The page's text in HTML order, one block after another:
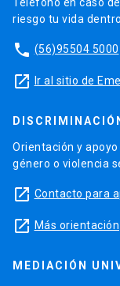
Teléfono en caso
riesgo tu vida
phone (56)95504 5000
launch Ir al sitio de
Orientación y
género o violencia
launch Contacto para
launch Más orientación
MEDIACIÓN